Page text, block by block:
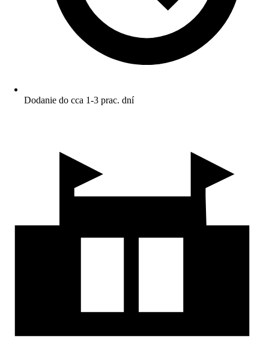
Dodanie do cca 1-3 prac. dní